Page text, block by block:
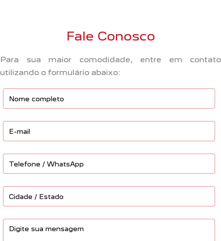
Fale Conosco
Para sua maior comodidade, entre em contato
utilizando o formulário abaixo: